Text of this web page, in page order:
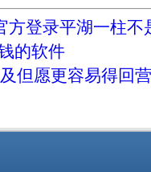
方登录平湖一柱不
的软件
但愿更容易得回